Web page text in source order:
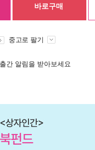
바로구매
중고로 팔기
간 알림을 받아보세요